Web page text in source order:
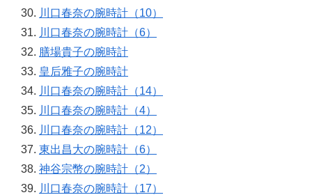
川口春奈の腕時計（10）
川口春奈の腕時計（6）
膳場貴子の腕時計
皇后雅子の腕時計
川口春奈の腕時計（14）
川口春奈の腕時計（4）
川口春奈の腕時計（12）
東出昌大の腕時計（6）
神谷宗幣の腕時計（2）
川口春奈の腕時計（17）